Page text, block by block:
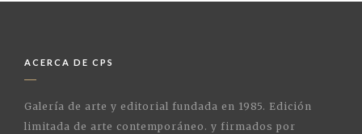
ACERCA DE CPS
Galería de arte y editorial fundada en 1985. Edición
limitada de arte contemporáneo. y firmados por